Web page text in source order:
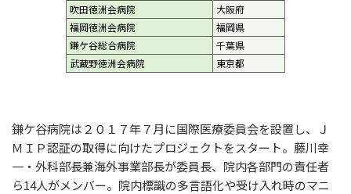
吹田徳洲会病院
大阪府
福岡徳洲会病院
福岡県
鎌ケ谷総合病院
千葉県
武蔵野徳洲会病院
東京都
鎌ケ谷病院は２０１７年７月に国際医療委員会を設置し、Ｊ
ＭＩＰ認証の取得に向けたプロジェクトをスタート。藤川幸
一・外科部長兼海外事業部長が委員長、院内各部門の責任者
ら14人がメンバー。院内標識の多言語化や受け入れ時のマニ